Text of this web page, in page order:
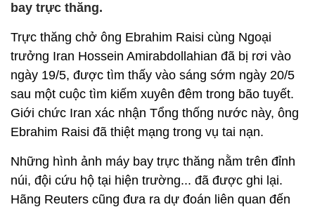
bay trực thăng.
Trực thăng chở ông Ebrahim Raisi cùng Ngoại
trưởng Iran Hossein Amirabdollahian đã bị rơi vào
ngày 19/5, được tìm thấy vào sáng sớm ngày 20/5
sau một cuộc tìm kiếm xuyên đêm trong bão tuyết.
Giới chức Iran xác nhận Tổng thống nước này, ông
Ebrahim Raisi đã thiệt mạng trong vụ tai nạn.
Những hình ảnh máy bay trực thăng nằm trên đỉnh
núi, đội cứu hộ tại hiện trường... đã được ghi lại.
Hãng Reuters cũng đưa ra dự đoán liên quan đến